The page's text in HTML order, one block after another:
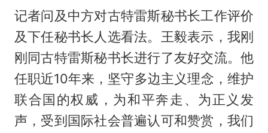
记者问及中方对古特雷斯秘书长工作评价
及下任秘书长人选看法。王毅表示，我刚
刚同古特雷斯秘书长进行了友好交流。他
任职近10年来，坚守多边主义理念，维护
联合国的权威，为和平奔走、为正义发
声，受到国际社会普遍认可和赞赏，我们